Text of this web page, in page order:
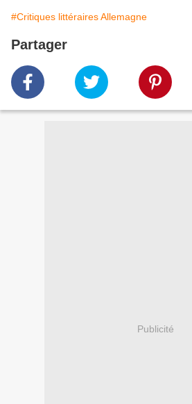
#Critiques littéraires Allemagne
Partager
Publicité